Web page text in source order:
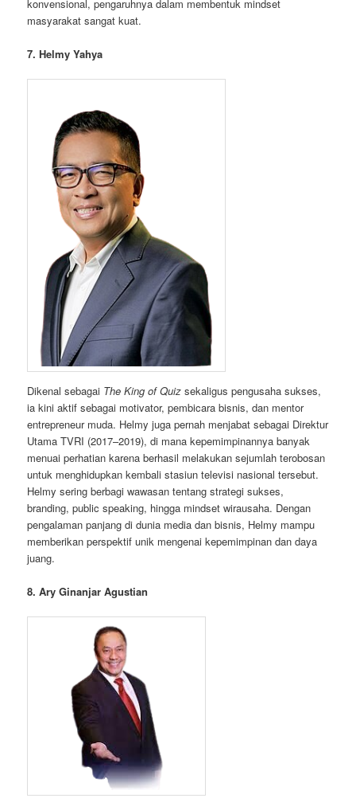
konvensional, pengaruhnya dalam membentuk mindset
masyarakat sangat kuat.
7. Helmy Yahya
Dikenal sebagai The King of Quiz sekaligus pengusaha sukses,
ia kini aktif sebagai motivator, pembicara bisnis, dan mentor
entrepreneur muda. Helmy juga pernah menjabat sebagai Direktur
Utama TVRI (2017–2019), di mana kepemimpinannya banyak
menuai perhatian karena berhasil melakukan sejumlah terobosan
untuk menghidupkan kembali stasiun televisi nasional tersebut.
Helmy sering berbagi wawasan tentang strategi sukses,
branding, public speaking, hingga mindset wirausaha. Dengan
pengalaman panjang di dunia media dan bisnis, Helmy mampu
memberikan perspektif unik mengenai kepemimpinan dan daya
juang.
8. Ary Ginanjar Agustian